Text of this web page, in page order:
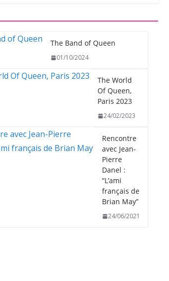
The Band of Queen
01/10/2024
The World
Of Queen,
Paris 2023
24/02/2023
Rencontre
avec Jean-
Pierre
Danel :
“L’ami
français de
Brian May”
24/06/2021